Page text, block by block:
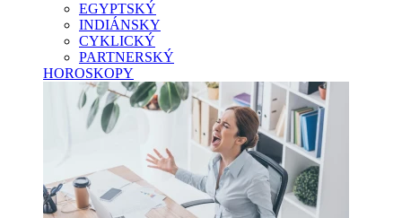
EGYPTSKÝ
INDIÁNSKY
CYKLICKÝ
PARTNERSKÝ
HOROSKOPY